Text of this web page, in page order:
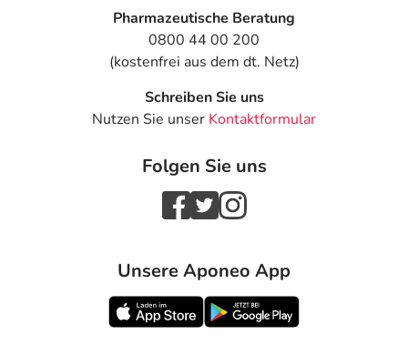
werden gegeben - die
spezielle Erkrankung
besten mit Ihrem Arzt:
und
Erwachsene
(ab 40 kg
Anwendungshinweise
Die Gesamtdosis sollte nicht ohne Rücksprache mit
einem Arzt oder Apotheker überschritten werden.
Nehmen Sie das Arzneimittel mit Flüssigkeit (z.B. 1 Glas
Pharmazeutische Beratung
0800 44 00 200
(kostenfrei aus dem dt. Netz)
Schreiben Sie uns
Nutzen Sie unser Kontaktformular
Folgen Sie uns
Unsere Aponeo App